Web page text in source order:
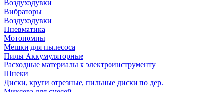
Воздуходувки
Вибраторы
Воздуходувки
Пневматика
Мотопомпы
Мешки для пылесоса
Пилы Аккумуляторные
Расходные материалы к электроинструменту
Шнеки
Диски, круги отрезные, пильные диски по дер.